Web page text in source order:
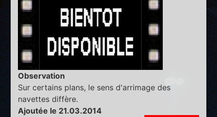
Observation
Sur certains plans, le sens d'arrimage des
navettes diffère.
Ajoutée le 21.03.2014